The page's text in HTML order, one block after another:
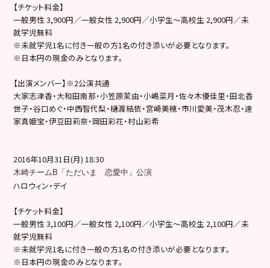
【チケット料金】
一般男性 3,900円／一般女性 2,900円／小学生～高校生 2,900円／未
就学児無料
※未就学児1名に付き一般の方1名の付き添いが必要となります。
※日本円の現金のみとなります。
【出演メンバー】※2公演共通
大家志津香・大和田南那・小笠原茉由・小嶋菜月・佐々木優佳里・田北香
世子・谷口めぐ・中西智代梨・樋渡結依・宮崎美穂・市川愛美・茂木忍・達
家真姫宝・伊豆田莉奈・岡田彩花・村山彩希
2016年10月31日(月) 18:30
木崎チームB「ただいま 恋愛中」公演
ハロウィン・デイ
【チケット料金】
一般男性 3,100円／一般女性 2,100円／小学生～高校生 2,100円／未
就学児無料
※未就学児1名に付き一般の方1名の付き添いが必要となります。
※日本円の現金のみとなります。